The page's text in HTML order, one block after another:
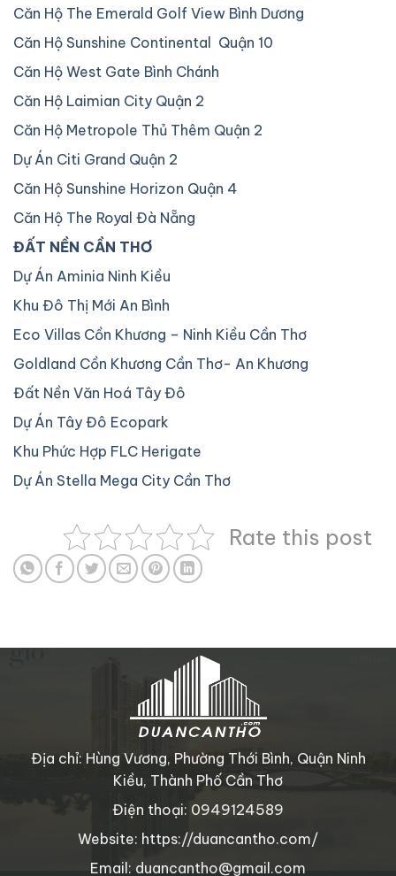
Căn Hộ The Emerald Golf View Bình Dương
Căn Hộ Sunshine Continental Quận 10
Căn Hộ West Gate Bình Chánh
Căn Hộ Laimian City Quận 2
Căn Hộ Metropole Thủ Thêm Quận 2
Dự Án Citi Grand Quận 2
Căn Hộ Sunshine Horizon Quận 4
Căn Hộ The Royal Đà Nẵng
ĐẤT NỀN CẦN THƠ
Dự Án Aminia Ninh Kiều
Khu Đô Thị Mới An Bình
Eco Villas Cồn Khương – Ninh Kiều Cần Thơ
Goldland Cồn Khương Cần Thơ- An Khương
Đất Nền Văn Hoá Tây Đô
Dự Án Tây Đô Ecopark
Khu Phức Hợp FLC Herigate
Dự Án Stella Mega City Cần Thơ
Rate this post
Địa chỉ: Hùng Vương, Phường Thới Bình, Quận Ninh
Kiều, Thành Phố Cần Thơ
Điện thoại: 0949124589
Website: https://duancantho.com/
Email: duancantho@gmail.com